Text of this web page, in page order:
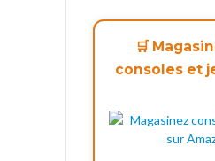
🛒
consoles et